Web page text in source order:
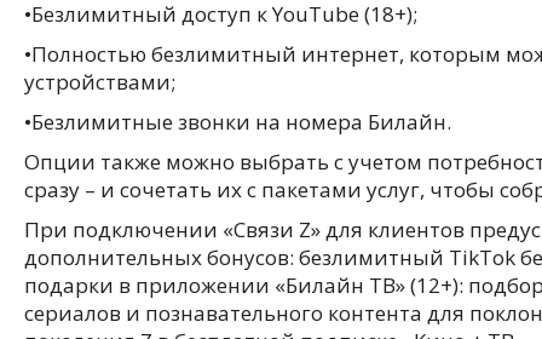
•Безлимитный доступ к YouTube (18+);
•Полностью безлимитный интернет, которым
устройствами;
•Безлимитные звонки на номера Билайн.
Опции также можно выбрать с учетом
сразу – и сочетать их с пакетами услуг, чтобы
При подключении «Связи Z» для клиентов
дополнительных бонусов: безлимитный TikTok
подарки в приложении «Билайн ТВ» (12+):
сериалов и познавательного контента для